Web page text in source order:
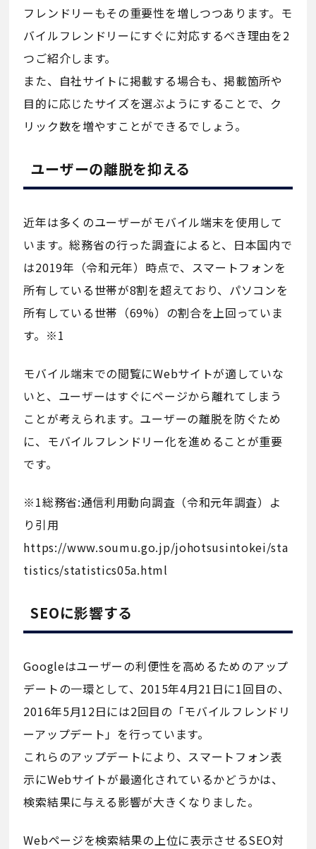
フレンドリーもその重要性を増しつつあります。モ
バイルフレンドリーにすぐに対応するべき理由を2
つご紹介します。
また、自社サイトに掲載する場合も、掲載箇所や
目的に応じたサイズを選ぶようにすることで、ク
リック数を増やすことができるでしょう。
ユーザーの離脱を抑える
近年は多くのユーザーがモバイル端末を使用して
います。総務省の行った調査によると、日本国内で
は2019年（令和元年）時点で、スマートフォンを
所有している世帯が8割を超えており、パソコンを
所有している世帯（69%）の割合を上回っていま
す。※1
モバイル端末での閲覧にWebサイトが適していな
いと、ユーザーはすぐにページから離れてしまう
ことが考えられます。ユーザーの離脱を防ぐため
に、モバイルフレンドリー化を進めることが重要
です。
※1総務省:通信利用動向調査（令和元年調査）よ
り引用
https://www.soumu.go.jp/johotsusintokei/sta
tistics/statistics05a.html
SEOに影響する
Googleはユーザーの利便性を高めるためのアップ
デートの一環として、2015年4月21日に1回目の、
2016年5月12日には2回目の「モバイルフレンドリ
ーアップデート」を行っています。
これらのアップデートにより、スマートフォン表
示にWebサイトが最適化されているかどうかは、
検索結果に与える影響が大きくなりました。
Webページを検索結果の上位に表示させるSEO対